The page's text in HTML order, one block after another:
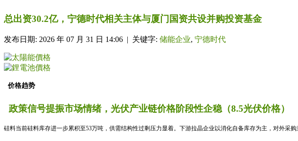
总出资30.2亿，宁德时代相关主体与厦门国资共设并购投资基金
发布日期: 2026 年 07 月 31 日 14:06 | 关键字: 储能企业, 宁德时代
价格趋势
政策信号提振市场情绪，光伏产业链价格阶段性企稳（8.5光伏价格）
硅料当前硅料库存进一步累积至53万吨，供需结构性过剩压力显着。下游拉晶企业以消化自备库存为主，对外采